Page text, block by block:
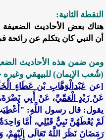
النقطة الثانية:
هناك بعض الأحاديث
أن النبي كان يتكلم عن رائحة
ومن ضمن هذه الأحاديث
(شُعب الإيمان) للبيهقي
[عنعَبْدالْوَهَّابِ بْن عَطَاءٍ
عَنْ زَيْدٍ الْعَمِّيِّ، عَنْ أَبِي
يقول: قال رسول اللَّهِ:
لَمْ يُعْطَهُنَّ نَبِيٌّ قَبْلِي، أَمَّا
رَمَضَانَ نَظَرَ اللَّهُ تَعَالَى إِلَيْهِمْ،